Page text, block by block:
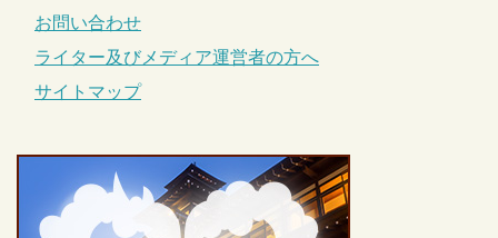
お問い合わせ
ライター及びメディア運営者の方へ
サイトマップ